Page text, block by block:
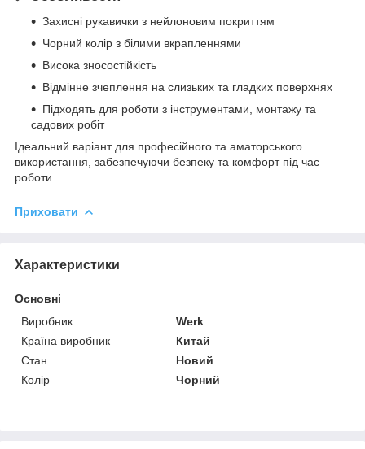
Захисні рукавички з нейлоновим покриттям
Чорний колір з білими вкрапленнями
Висока зносостійкість
Відмінне зчеплення на слизьких та гладких поверхнях
Підходять для роботи з інструментами, монтажу та
садових робіт
Ідеальний варіант для професійного та аматорського
використання, забезпечуючи безпеку та комфорт під час
роботи.
Приховати
Характеристики
Основні
Виробник
Werk
Країна виробник
Китай
Стан
Новий
Колір
Чорний